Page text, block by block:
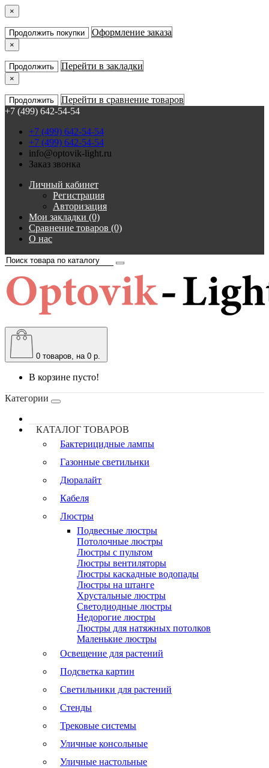
×
Продолжить покупки Оформление заказа
×
Продолжить Перейти в закладки
×
Продолжить
Перейти в сравнение товаров
+7 (499) 642-54-54
+7 (499) 642-54-54
+7 (499) 642-54-54
info@optovik-light.ru
Заказ звонка
Личный кабинет
Регистрация
Авторизация
Мои закладки (0)
Сравнение товаров (0)
О нас
0 товаров, на 0 р.
В корзине пусто!
Категории
КАТАЛОГ ТОВАРОВ
Бактерицидные лампы
Газонные светильнки
Дюралайт
Кабеля
Люстры
Подвесные люстры
Потолочные люстры
Люстры с пультом
Люстры вентиляторы
Люстры каскадные водопады
Люстры на штанге
Хрустальные люстры
Светодиодные люстры
Недорогие люстры
Люстры для натяжных потолков
Маленькие люстры
Освещение для растений
Подсветка картин
Светильники для растений
Стенды
Трековые системы
Уличные консольные
Уличные настольные